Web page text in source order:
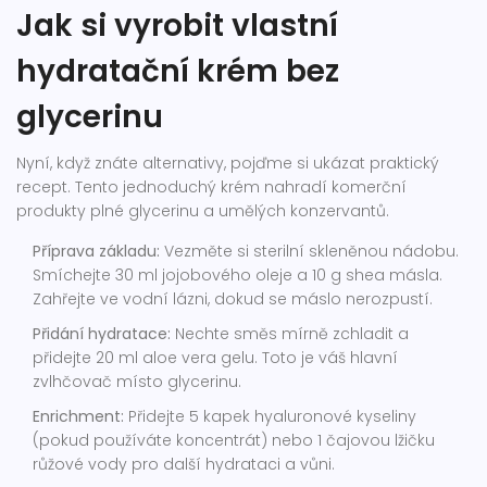
Jak si vyrobit vlastní
hydratační krém bez
glycerinu
Nyní, když znáte alternativy, pojďme si ukázat praktický
recept. Tento jednoduchý krém nahradí komerční
produkty plné glycerinu a umělých konzervantů.
Příprava základu: Vezměte si sterilní skleněnou nádobu.
Smíchejte 30 ml jojobového oleje a 10 g shea másla.
Zahřejte ve vodní lázni, dokud se máslo nerozpustí.
Přidání hydratace: Nechte směs mírně zchladit a
přidejte 20 ml aloe vera gelu. Toto je váš hlavní
zvlhčovač místo glycerinu.
Enrichment: Přidejte 5 kapek hyaluronové kyseliny
(pokud používáte koncentrát) nebo 1 čajovou lžičku
růžové vody pro další hydrataci a vůni.